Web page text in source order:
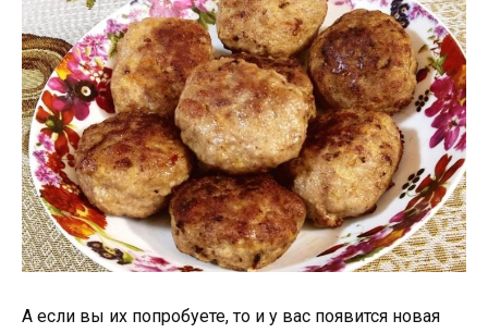
А если вы их попробуете, то и у вас появится новая